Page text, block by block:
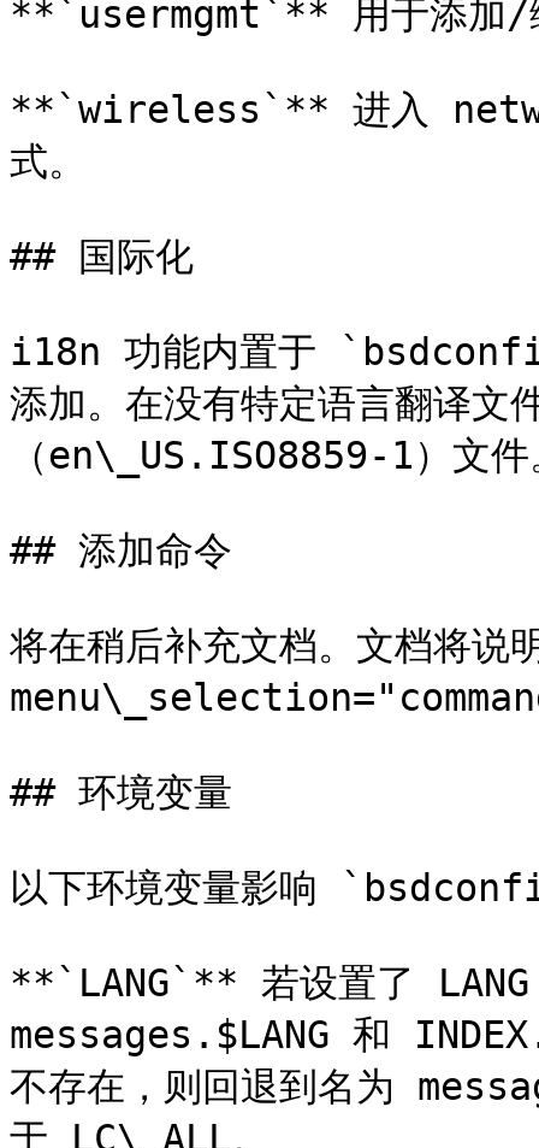
**`usermgmt`** 用于添加/
**`wireless`** 进入
式。
## 国际化
i18n 功能内置于
添加。在没有特定语言翻译文
（en\_US.ISO8859-1）文件
## 添加命令
将在稍后补充文档。文档将说
## 环境变量
以下环境变量影响
**`LANG`** 若设置了 LANG
messages.$LANG 和
不存在，则回退到名为
于 LC\_ALL。